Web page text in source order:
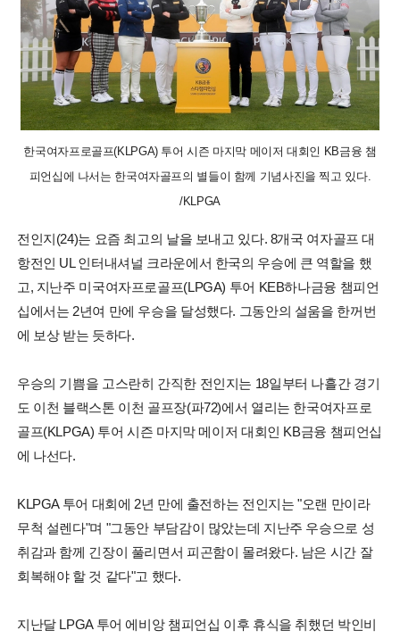
한국여자프로골프(KLPGA) 투어 시즌 마지막 메이저 대회인 KB금융 챔
피언십에 나서는 한국여자골프의 별들이 함께 기념사진을 찍고 있다.
/KLPGA
전인지(24)는 요즘 최고의 날을 보내고 있다. 8개국 여자골프 대
항전인 UL 인터내셔널 크라운에서 한국의 우승에 큰 역할을 했
고, 지난주 미국여자프로골프(LPGA) 투어 KEB하나금융 챔피언
십에서는 2년여 만에 우승을 달성했다. 그동안의 설움을 한꺼번
에 보상 받는 듯하다.
우승의 기쁨을 고스란히 간직한 전인지는 18일부터 나흘간 경기
도 이천 블랙스톤 이천 골프장(파72)에서 열리는 한국여자프로
골프(KLPGA) 투어 시즌 마지막 메이저 대회인 KB금융 챔피언십
에 나선다.
KLPGA 투어 대회에 2년 만에 출전하는 전인지는 "오랜 만이라
무척 설렌다"며 "그동안 부담감이 많았는데 지난주 우승으로 성
취감과 함께 긴장이 풀리면서 피곤함이 몰려왔다. 남은 시간 잘
회복해야 할 것 같다"고 했다.
지난달 LPGA 투어 에비앙 챔피언십 이후 휴식을 취했던 박인비